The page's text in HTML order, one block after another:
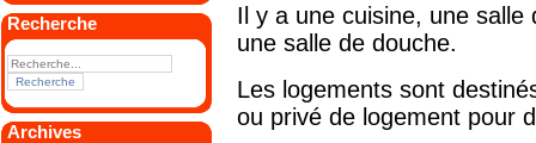
Recherche
Archives
Il y a une cuisine, une
une salle de douche.
Les logements sont
ou privé de logement pour